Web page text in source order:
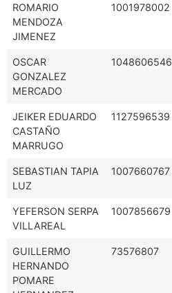
ROMARIO
MENDOZA
JIMENEZ
1001978002
OSCAR
GONZALEZ
MERCADO
1048606546
JEIKER EDUARDO
CASTAÑO
MARRUGO
1127596539
SEBASTIAN TAPIA
LUZ
1007660767
YEFERSON SERPA
VILLAREAL
1007856679
GUILLERMO
HERNANDO
POMARE
73576807